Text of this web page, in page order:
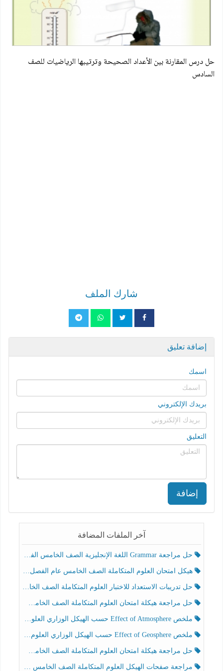
حل درس المقارنة بين الأعداد الصحيحة وترتيبها الرياضيات للصف
السادس
شارك الملف
إضافة تعليق
اسمك
بريدك الإلكتروني
التعليق
إضافة
آخر الملفات المضافة
حل مراجعة Grammar اللغة الإنجليزية الصف الخامس الفصل الثالث
هيكل امتحان العلوم المتكاملة الصف الخامس عام الفصل الدراسي الثالث 2025-2026
حل تدريبات الاستعداد للاختبار العلوم المتكاملة الصف الخامس عام الفصل الثالث
حل مراجعة هيكلة امتحان العلوم المتكاملة الصف الخامس انسبير الفصل الثالث
ملخص Effect of Atmosphere حسب الهيكل الوزاري العلوم المتكاملة الصف الخامس انسبير الفصل الثالث
ملخص Effect of Geosphere حسب الهيكل الوزاري العلوم المتكاملة الصف الخامس انسبير الفصل الثالث
حل مراجعة هيكلة امتحان العلوم المتكاملة الصف الخامس عام الفصل الثالث
مراجعة صفحات الهيكل العلوم المتكاملة الصف الخامس انسبير الفصل الثالث